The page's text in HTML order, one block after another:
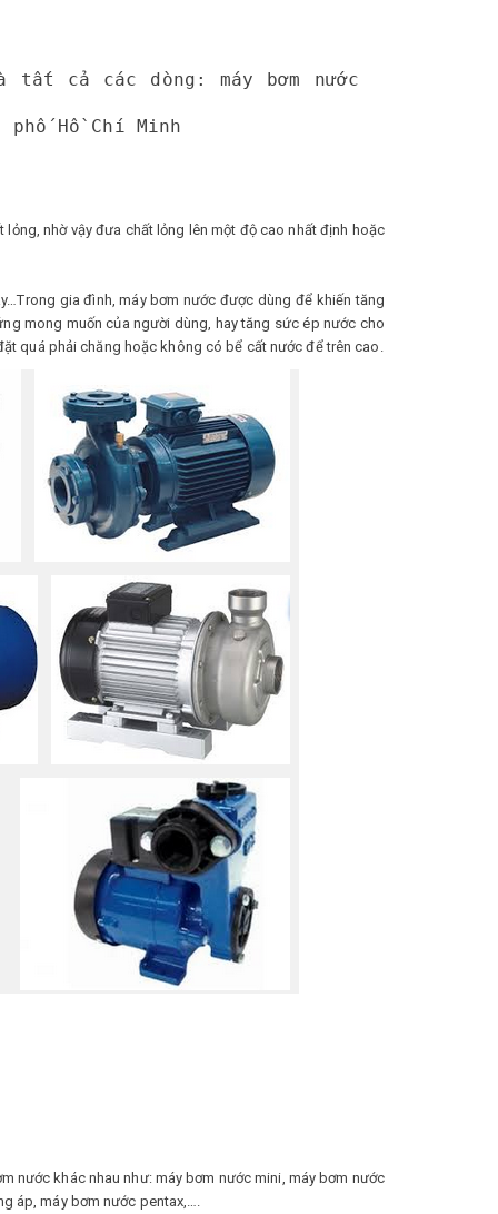
tất cả các dòng: máy bơm nước
Hồ Chí Minh
nhờ vậy đưa chất lỏng lên một độ cao nhất định hoặc
gia đình, máy bơm nước được dùng để khiến tăng
mong muốn của người dùng, hay tăng sức ép nước cho
quá phải chăng hoặc không có bể cất nước để trên cao.
nước khác nhau như: máy bơm nước mini, máy bơm nước
áp, máy bơm nước pentax,….